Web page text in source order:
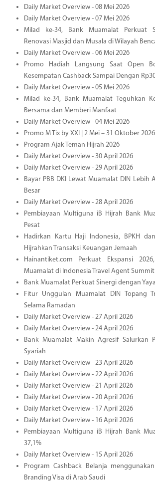
Daily Market Overview - 08 Mei 2026
Daily Market Overview - 07 Mei 2026
Milad ke-34, Bank Muamalat Perkuat
Renovasi Masjid dan Musala di Wilayah
Daily Market Overview - 06 Mei 2026
Promo Hadiah Langsung Saat Open
Kesempatan Cashback Sampai Dengan
Daily Market Overview - 05 Mei 2026
Milad ke-34, Bank Muamalat Teguhkan
Bersama dan Memberi Manfaat
Daily Market Overview - 04 Mei 2026
Promo M Tix by XXI | 2 Mei – 31 Oktober 2026
Program Ajak Teman Hijrah 2026
Daily Market Overview - 30 April 2026
Daily Market Overview - 29 April 2026
Bayar PBB DKI Lewat Muamalat DIN Lebih
Besar
Daily Market Overview - 28 April 2026
Pembiayaan Multiguna iB Hijrah Bank
Pesat
Hadirkan Kartu Haji Indonesia, BPKH
Hijrahkan Transaksi Keuangan Jemaah
Hainantiket.com Perkuat Ekspansi
Muamalat di Indonesia Travel Agent Summit
Bank Muamalat Perkuat Sinergi dengan
Fitur Unggulan Muamalat DIN Topang
Selama Ramadan
Daily Market Overview - 27 April 2026
Daily Market Overview - 24 April 2026
Bank Muamalat Makin Agresif Salurkan
Syariah
Daily Market Overview - 23 April 2026
Daily Market Overview - 22 April 2026
Daily Market Overview - 21 April 2026
Daily Market Overview - 20 April 2026
Daily Market Overview - 17 April 2026
Daily Market Overview - 16 April 2026
Pembiayaan Multiguna iB Hijrah Bank
37,1%
Daily Market Overview - 15 April 2026
Program Cashback Belanja
Branding Visa di Arab Saudi